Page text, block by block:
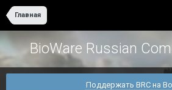
Главная
BioWare Russian
Поддержать BRC на